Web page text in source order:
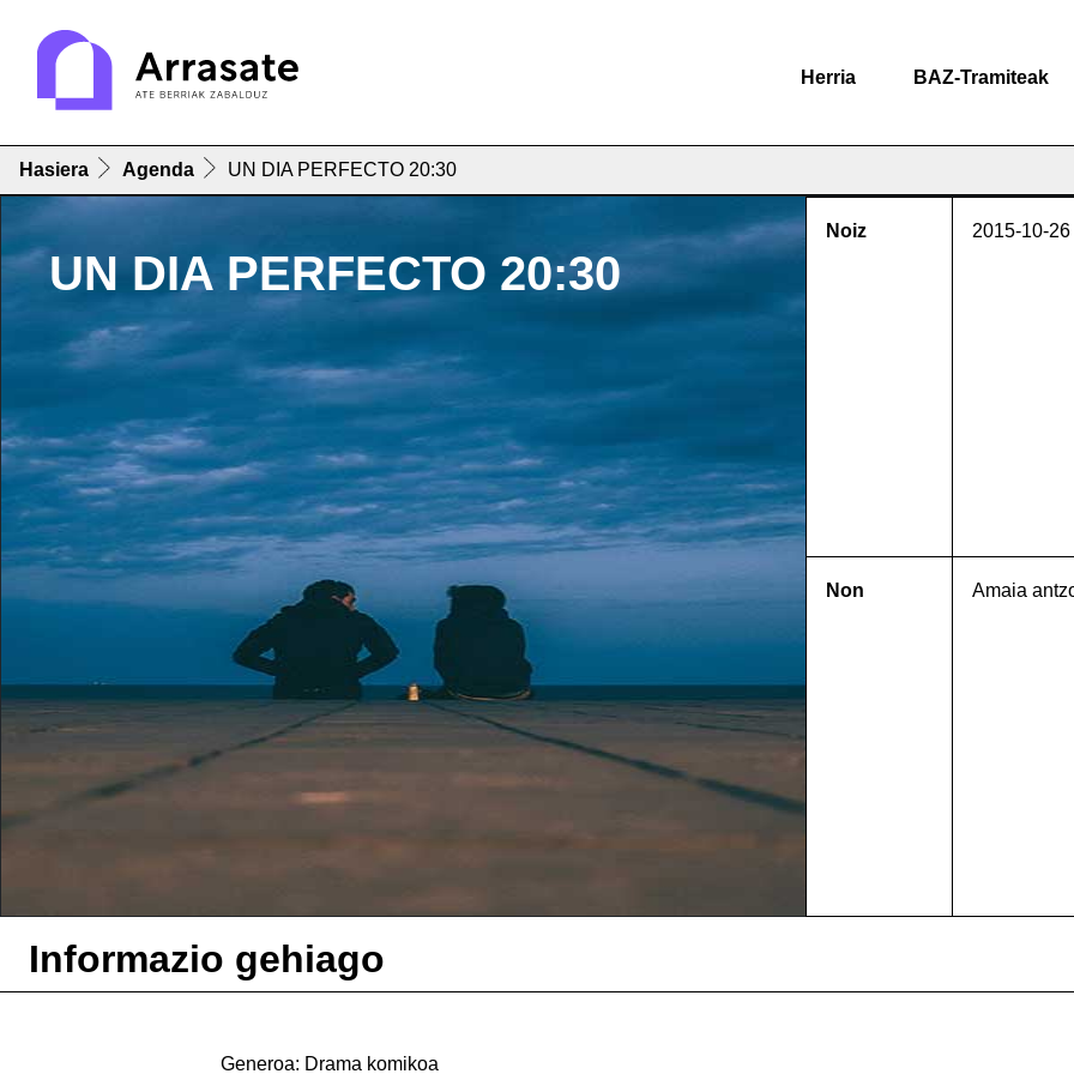
Herria BAZ-Tramiteak
Hasiera Agenda UN DIA PERFECTO 20:30
UN DIA PERFECTO 20:30
Noiz 2015-10-26
Non Amaia
Informazio gehiago
Generoa: Drama komikoa